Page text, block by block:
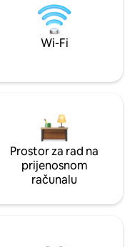
Wi-Fi
Prostor za rad na
prijenosnom
računalu